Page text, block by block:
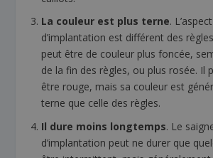
La couleur est plus terne.
d’implantation est différent des
peut être de couleur plus foncée,
de la fin des règles, ou plus rosée. Il
être rouge, mais sa couleur est
terne que celle des règles.
Il dure moins longtemps. Le
d’implantation peut ne durer que